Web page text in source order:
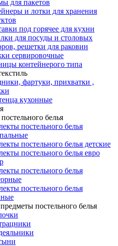
для пакетов
и лотки для хранения
под горячее для кухни
для посуды и столовых
решетки для раковин
сервировочные
контейнерого типа
фартуки, прихватки ,
кухонные
белья
постельного белья
постельного белья детские
постельного белья евро
постельного белья
постельного белья
постельного белья